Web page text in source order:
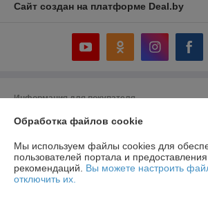
Сайт создан на платформе Deal.by
Информация для покупателя
Юридическое лицо:ИП Кнатько Ирина
Регистрационный номер ЕГР: 791008744
УНП: 791008744
Обработка файлов cookie
Мы используем файлы cookies для
пользователей портала и
рекомендаций. Вы можете настроить
отключить их.